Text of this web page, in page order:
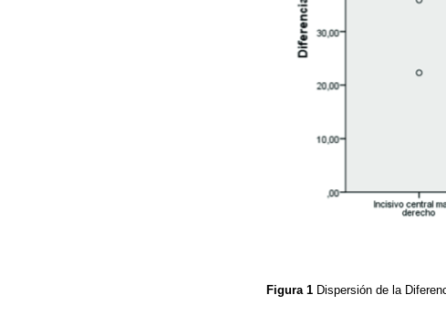
Figura 1 Dispersión de la